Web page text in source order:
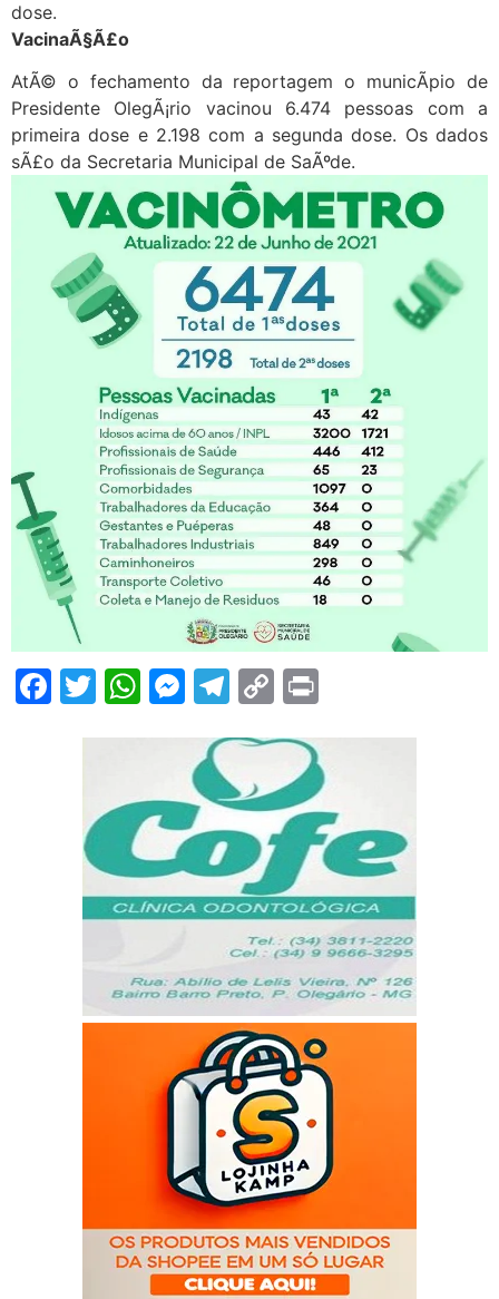
dose.
VacinaÃ§Ã£o
AtÃ© o fechamento da reportagem o municÃ­pio de
Presidente OlegÃ¡rio vacinou 6.474 pessoas com a
primeira dose e 2.198 com a segunda dose. Os dados
sÃ£o da Secretaria Municipal de SaÃºde.
Facebook
Twitter
WhatsApp
Messenger
Telegram
Copy